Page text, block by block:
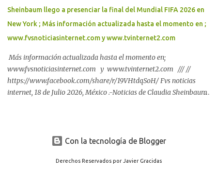
Sheinbaum llego a presenciar la final del Mundial FIFA 2026 en
New York ; Más información actualizada hasta el momento en ;
www.fvsnoticiasinternet.com y www.tvinternet2.com
Más información actualizada hasta el momento en;
www.fvsnoticiasinternet.com y www.tvinternet2.com /// //
https://www.facebook.com/share/r/19VHtdqSoH/ Fvs noticias
internet, 18 de Julio 2026, México .-Noticias de Claudia Sheinbaum
Con la tecnología de Blogger
Derechos Reservados por Javier Gracidas